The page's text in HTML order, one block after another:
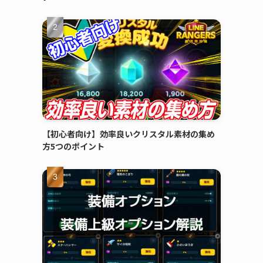
【初心者向け】効率良いクリスタル素材の集め
方5つのポイント